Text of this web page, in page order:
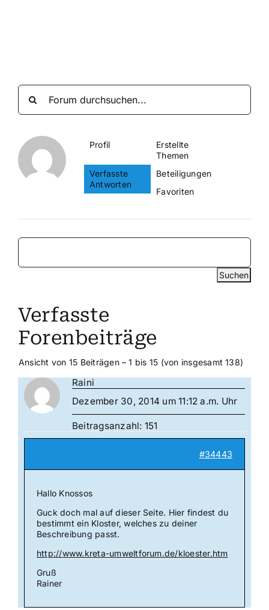
Profil
Erstellte
Themen
Verfasste
Antworten
Beteiligungen
Favoriten
Verfasste
Forenbeiträge
Ansicht von 15 Beiträgen – 1 bis 15 (von insgesamt 138)
Raini
Dezember 30, 2014 um 11:12 a.m. Uhr
Beitragsanzahl: 151
#34443
Hallo Knossos
Guck doch mal auf dieser Seite. Hier findest du
bestimmt ein Kloster, welches zu deiner
Beschreibung passt.
http://www.kreta-umweltforum.de/kloester.htm
Gruß
Rainer